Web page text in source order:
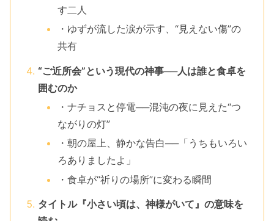
す二人
・ゆずが流した涙が示す、“見えない傷”の
共有
“ご近所会”という現代の神事──人は誰と食卓を
囲むのか
・ナチョスと停電──混沌の夜に見えた“つ
ながりの灯”
・朝の屋上、静かな告白──「うちもいろい
ろありましたよ」
・食卓が“祈りの場所”に変わる瞬間
タイトル『小さい頃は、神様がいて』の意味を